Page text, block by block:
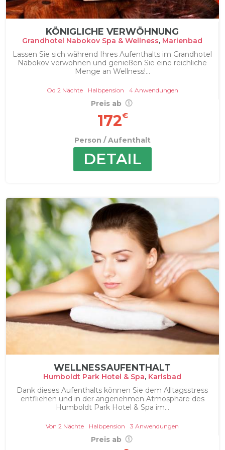
KÖNIGLICHE VERWÖHNUNG
Grandhotel Nabokov Spa & Wellness, Marienbad
Lassen Sie sich während Ihres Aufenthalts im Grandhotel
Nabokov verwöhnen und genießen Sie eine reichliche
Menge an Wellness!...
Od 2 Nächte Halbpension 4 Anwendungen
Preis ab
172€
Person / Aufenthalt
DETAIL
WELLNESSAUFENTHALT
Humboldt Park Hotel & Spa, Karlsbad
Dank dieses Aufenthalts können Sie dem Alltagsstress
entfliehen und in der angenehmen Atmosphäre des
Humboldt Park Hotel & Spa im...
Von 2 Nächte Halbpension 3 Anwendungen
Preis ab